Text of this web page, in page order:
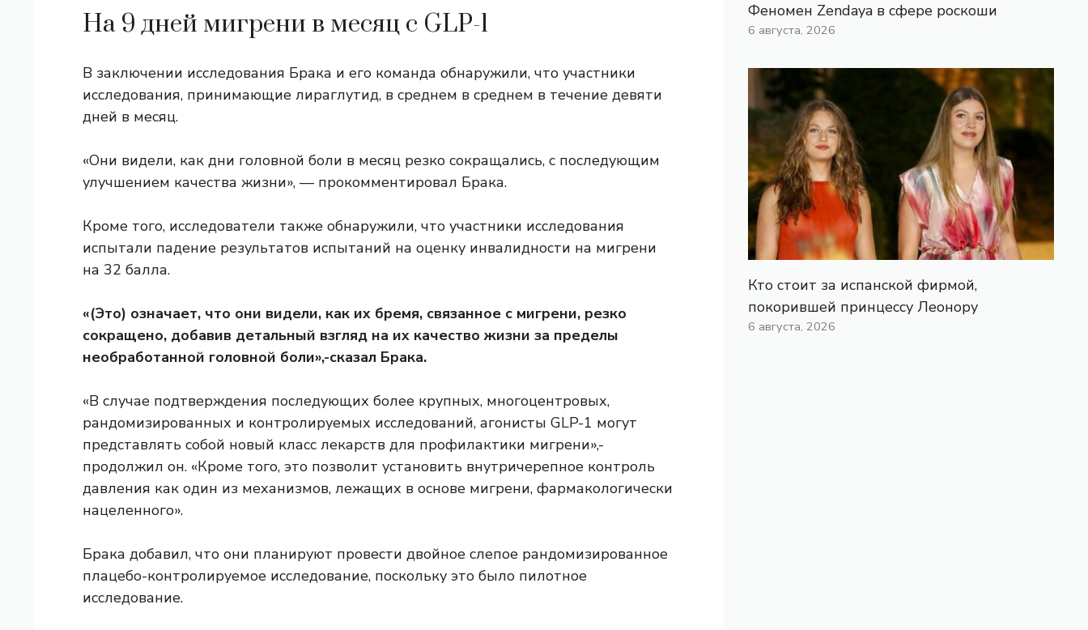
На 9 дней мигрени в месяц с GLP-1
В заключении исследования Брака и его команда обнаружили, что участники
исследования, принимающие лираглутид, в среднем в среднем в течение девяти
дней в месяц.
«Они видели, как дни головной боли в месяц резко сокращались, с последующим
улучшением качества жизни», — прокомментировал Брака.
Кроме того, исследователи также обнаружили, что участники исследования
испытали падение результатов испытаний на оценку инвалидности на мигрени
на 32 балла.
«(Это) означает, что они видели, как их бремя, связанное с мигрени, резко
сокращено, добавив детальный взгляд на их качество жизни за пределы
необработанной головной боли»,-сказал Брака.
«В случае подтверждения последующих более крупных, многоцентровых,
рандомизированных и контролируемых исследований, агонисты GLP-1 могут
представлять собой новый класс лекарств для профилактики мигрени»,-
продолжил он. «Кроме того, это позволит установить внутричерепное контроль
давления как один из механизмов, лежащих в основе мигрени, фармакологически
нацеленного».
Брака добавил, что они планируют провести двойное слепое рандомизированное
плацебо-контролируемое исследование, поскольку это было пилотное
исследование.
Феномен Zendaya в сфере роскоши
6 августа, 2026
Кто стоит за испанской фирмой,
покорившей принцессу Леонору
6 августа, 2026